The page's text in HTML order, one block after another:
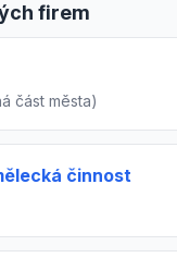
firem
část města)
činnost